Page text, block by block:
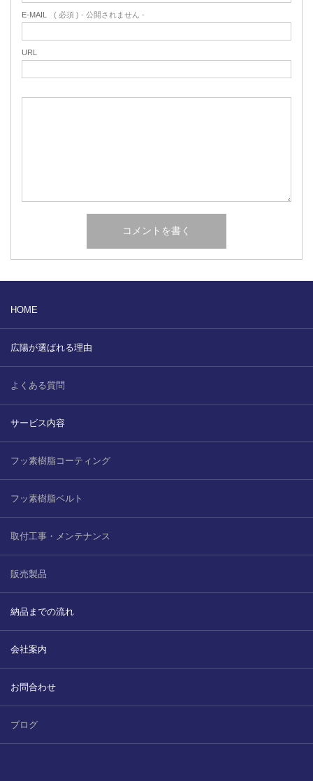
E-MAIL ( 必須 ) - 公開されません -
URL
HOME
広陽が選ばれる理由
よくある質問
サービス内容
フッ素樹脂コーティング
フッ素樹脂ベルト
取付工事・メンテナンス
販売製品
納品までの流れ
会社案内
お問合わせ
ブログ